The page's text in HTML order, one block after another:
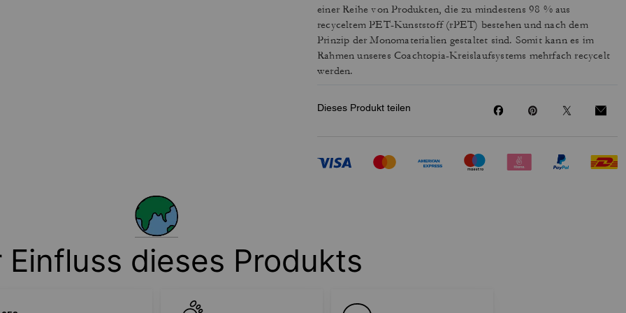
einer Reihe von Produkten, die zu mindestens 98 % aus
recyceltem PET-Kunststoff (rPET) bestehen und nach dem
Prinzip der Monomaterialien gestaltet sind. Somit kann es im
Rahmen unseres Coachtopia-Kreislaufsystems mehrfach recycelt
werden.
Dieses Produkt teilen
Einfluss dieses Produkts